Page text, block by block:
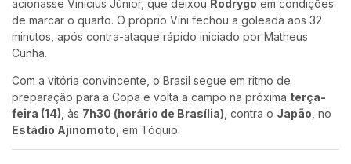
acionasse Vinícius Júnior, que deixou Rodrygo em condições
de marcar o quarto. O próprio Vini fechou a goleada aos 32
minutos, após contra-ataque rápido iniciado por Matheus
Cunha.
Com a vitória convincente, o Brasil segue em ritmo de
preparação para a Copa e volta a campo na próxima terça-
feira (14) , às 7h30 (horário de Brasília) , contra o Japão , no
Estádio Ajinomoto , em Tóquio.